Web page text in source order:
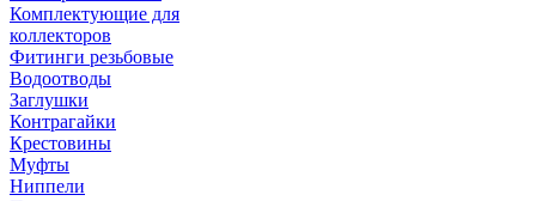
Комплектующие для
коллекторов
Фитинги резьбовые
Водоотводы
Заглушки
Контрагайки
Крестовины
Муфты
Ниппели